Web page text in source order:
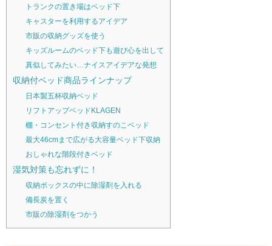
トランクの置き場はベッド下
キャスターを利用するアイデア
市販の収納グッズを使う
キッズルームのベッド下も遊び心を出して
真似してみたい…ナイスアイデアな発想
収納付ベッド商品ラインナップ
日本製五杯収納ベッド
リフトアップベッドKLAGEN
棚・コンセント付き収納すのこベッド
最大46cmまで広がる大容量ベッド下収納
おしゃれな階段付きベッド
湿気対策も忘れずに！
収納ボックスの中に除湿剤を入れる
備長炭を置く
市販の除湿剤をつかう